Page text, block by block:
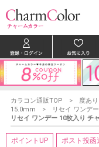
カラコン通販TOP 度あり
15.0mm
リセイ ワンデー
リセイ ワンデー 10枚入り チ
ポイントUP ポスト投函